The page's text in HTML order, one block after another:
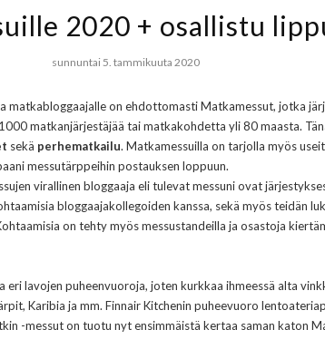
2020 + osallistu
sunnuntai 5. tammikuuta 2020
matkabloggaajalle on ehdottomasti Matkamessut, jotka
matkanjärjestäjää tai matkakohdetta yli 80 maasta.
sekä perhematkailu. Matkamessuilla on tarjolla myös
messutärppeihin postauksen loppuun.
virallinen bloggaaja eli tulevat messuni ovat
bloggaajakollegoiden kanssa, sekä myös teidän
on tehty myös messustandeilla ja osastoja
lavojen puheenvuoroja, joten kurkkaa ihmeessä alta
Karibia ja mm. Finnair Kitchenin puheevuoro
-messut on tuotu nyt ensimmäistä kertaa saman katon